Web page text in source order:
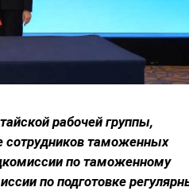
рабочей группы,
сотрудников таможенных
по таможенному
по подготовке